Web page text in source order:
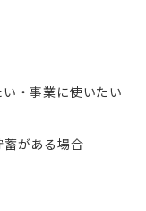
・事業に使いたい
がある場合